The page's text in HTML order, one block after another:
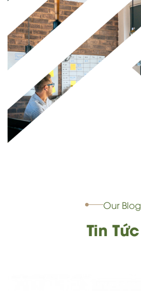
Our Blog
Tin Tức